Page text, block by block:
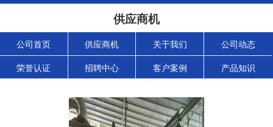
供应商机
公司首页 供应商机 关于我们 公司动态
荣誉认证 招聘中心 客户案例 产品知识